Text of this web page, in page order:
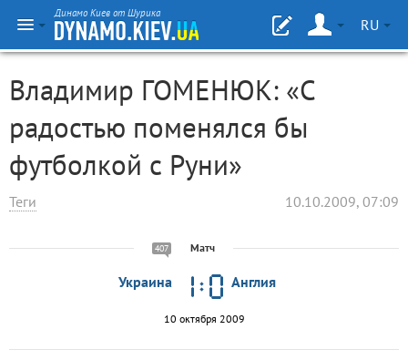
Динамо Киев от Шурика
RU
Владимир ГОМЕНЮК: «С
радостью поменялся бы
футболкой с Руни»
Теги 10.10.2009, 07:09
407 Матч
Украина Англия
10 октября 2009